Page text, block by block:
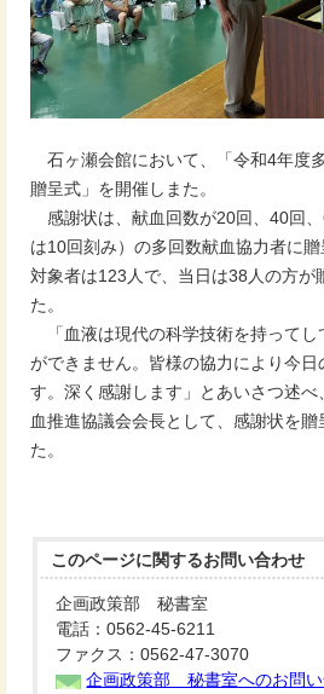
石ヶ瀬会館において、「令和4年度
贈呈式」を開催しまた。
感謝状は、献血回数が20回、40回
は10回刻み）の多回数献血協力者に
対象者は123人で、当日は38人の方が
た。
「血液は現代の科学技術を持ってし
ができません。皆様の協力により今日
す。深く感謝します」とあいさつ述
血推進協議会会長として、感謝状を贈
た。
このページに関するお問い合わせ
企画政策部 秘書室
電話：0562-45-6211
ファクス：0562-47-3070
企画政策部 秘書室へのお問い